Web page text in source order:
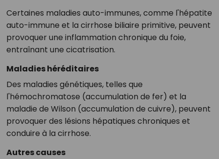
Certaines maladies auto-immunes, comme l'hépatite
auto-immune et la cirrhose biliaire primitive, peuvent
provoquer une inflammation chronique du foie,
entraînant une cicatrisation.
Maladies héréditaires
Des maladies génétiques, telles que
l'hémochromatose (accumulation de fer) et la
maladie de Wilson (accumulation de cuivre), peuvent
provoquer des lésions hépatiques chroniques et
conduire à la cirrhose.
Autres causes